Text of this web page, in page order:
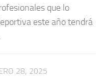
que lo
este año tendrá
28, 2025